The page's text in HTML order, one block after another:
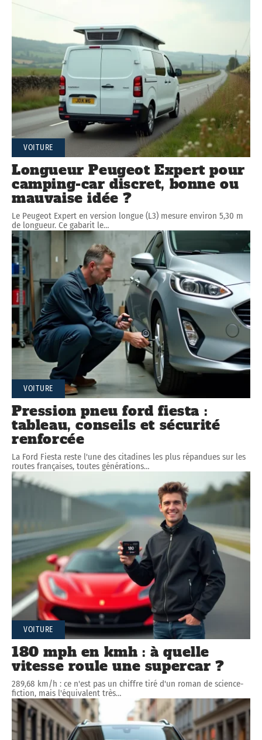
VOITURE
Longueur Peugeot Expert pour
camping-car discret, bonne ou
mauvaise idée ?
Le Peugeot Expert en version longue (L3) mesure environ 5,30 m
de longueur. Ce gabarit le…
VOITURE
Pression pneu ford fiesta :
tableau, conseils et sécurité
renforcée
La Ford Fiesta reste l'une des citadines les plus répandues sur les
routes françaises, toutes générations…
VOITURE
180 mph en kmh : à quelle
vitesse roule une supercar ?
289,68 km/h : ce n'est pas un chiffre tiré d'un roman de science-
fiction, mais l'équivalent très…